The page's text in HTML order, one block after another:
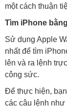
một cách thuận
Tìm iPhone
Sử dụng Apple
nhất để tìm
lên và ra lệnh
công sức.
Để thực hiện,
các câu lệnh như